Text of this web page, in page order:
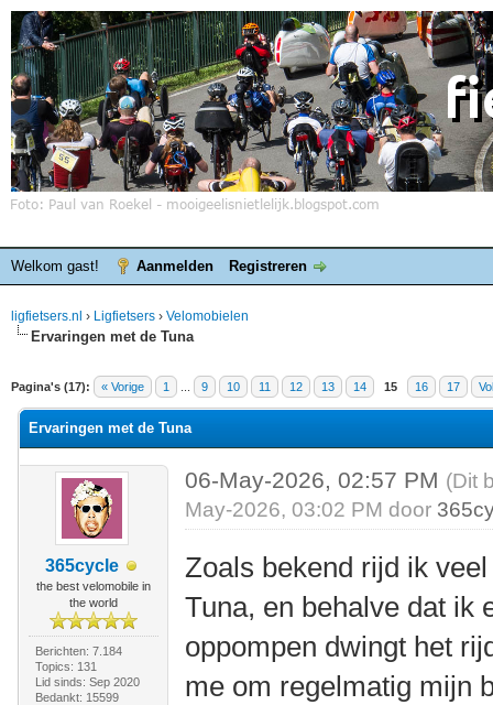
Welkom gast! Aanmelden Registreren
ligfietsers.nl › Ligfietsers › Velomobielen
Ervaringen met de Tuna
Pagina's (17): « Vorige 1 9 10 11 12 13 14 15 16 17
waardering is 5
Ervaringen met de Tuna
365cycle
the best velomobile in
the world
Berichten: 7.184
Topics: 131
Lid sinds: Sep 2020
Bedankt: 15599
06-May-2026, 02:57 PM (Dit
May-2026, 03:02 PM door
Zoals bekend rijd ik
Tuna, en behalve dat ik
oppompen dwingt het
me om regelmatig mijn